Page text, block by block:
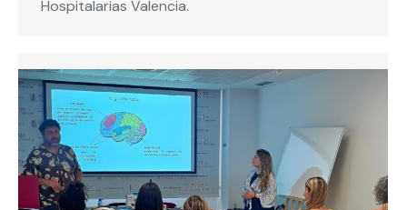
Hospitalarias Valencia.